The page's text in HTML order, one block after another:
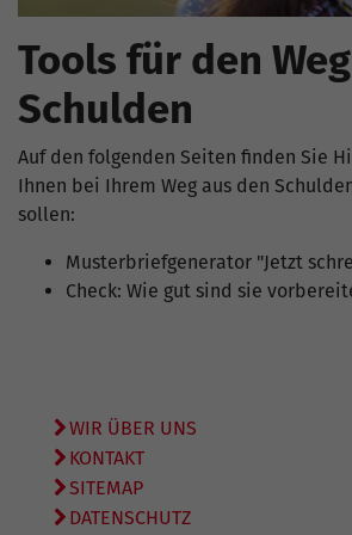
Tools für den
Schulden
Auf den folgenden Seiten finden Sie
Ihnen bei Ihrem Weg aus den
sollen:
Musterbriefgenerator "Jetzt
Check: Wie gut sind sie
WIR ÜBER UNS
KONTAKT
SITEMAP
DATENSCHUTZ